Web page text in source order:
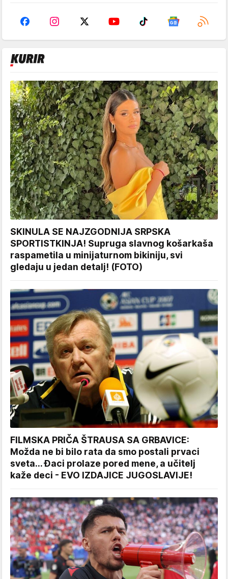
SKINULA SE NAJZGODNIJA SRPSKA
SPORTISTKINJA! Supruga slavnog košarkaša
raspametila u minijaturnom bikiniju, svi
gledaju u jedan detalj! (FOTO)
FILMSKA PRIČA ŠTRAUSA SA GRBAVICE:
Možda ne bi bilo rata da smo postali prvaci
sveta... Đaci prolaze pored mene, a učitelj
kaže deci - EVO IZDAJICE JUGOSLAVIJE!